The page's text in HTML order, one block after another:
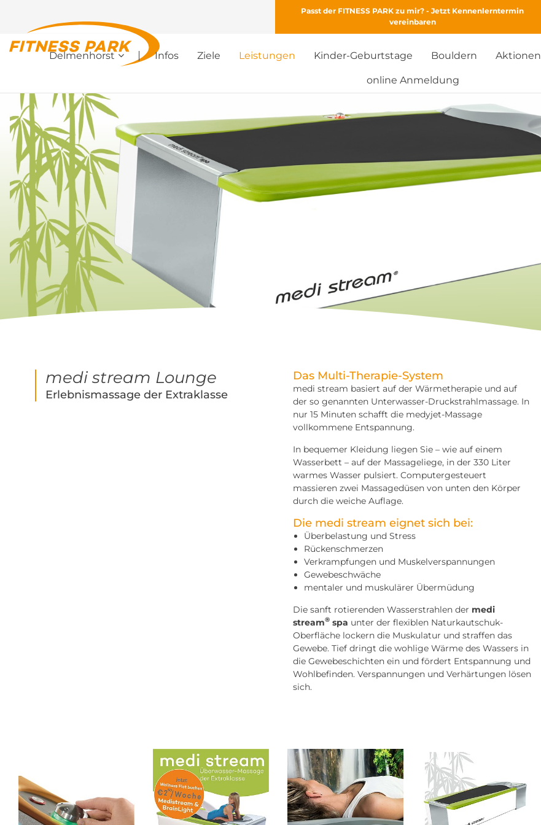
Passt der FITNESS PARK zu mir? - Jetzt Kennenlerntermin
vereinbaren
Delmenhorst Infos Ziele Leistungen Kinder-Geburtstage Bouldern Aktionen
online Anmeldung
medi stream Lounge
Erlebnismassage der Extraklasse
Das Multi-Therapie-System
medi stream basiert auf der Wärmetherapie und auf
der so genannten Unterwasser-Druckstrahlmassage. In
nur 15 Minuten schafft die medyjet-Massage
vollkommene Entspannung.
In bequemer Kleidung liegen Sie – wie auf einem
Wasserbett – auf der Massageliege, in der 330 Liter
warmes Wasser pulsiert. Computergesteuert
massieren zwei Massagedüsen von unten den Körper
durch die weiche Auflage.
Die medi stream eignet sich bei:
Überbelastung und Stress
Rückenschmerzen
Verkrampfungen und Muskelverspannungen
Gewebeschwäche
mentaler und muskulärer Übermüdung
Die sanft rotierenden Wasserstrahlen der medi
stream® spa unter der flexiblen Naturkautschuk-
Oberfläche lockern die Muskulatur und straffen das
Gewebe. Tief dringt die wohlige Wärme des Wassers in
die Gewebeschichten ein und fördert Entspannung und
Wohlbefinden. Verspannungen und Verhärtungen lösen
sich.